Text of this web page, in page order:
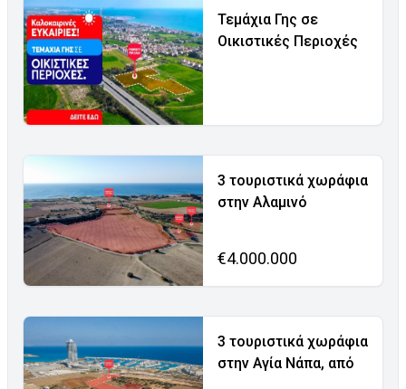
Τεμάχια Γης σε
Οικιστικές Περιοχές
3 τουριστικά χωράφια
στην Αλαμινό
€4.000.000
3 τουριστικά χωράφια
στην Αγία Νάπα, από